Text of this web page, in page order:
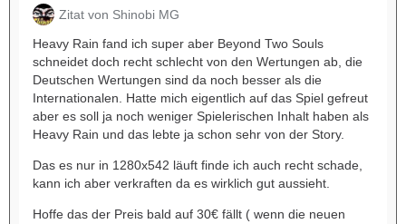
Zitat von Shinobi MG
Heavy Rain fand ich super aber Beyond Two Souls
schneidet doch recht schlecht von den Wertungen ab, die
Deutschen Wertungen sind da noch besser als die
Internationalen. Hatte mich eigentlich auf das Spiel gefreut
aber es soll ja noch weniger Spielerischen Inhalt haben als
Heavy Rain und das lebte ja schon sehr von der Story.
Das es nur in 1280x542 läuft finde ich auch recht schade,
kann ich aber verkraften da es wirklich gut aussieht.
Hoffe das der Preis bald auf 30€ fällt ( wenn die neuen